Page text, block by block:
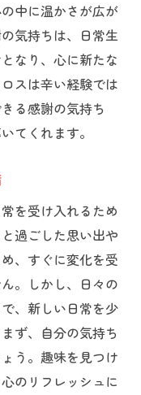
中に温かさが広が
気持ちは、日常生
なり、心に新たな
スは辛い経験では
る感謝の気持ち
てくれます。
を受け入れるため
過ごした思い出や
、すぐに変化を受
。しかし、日々の
、新しい日常を少
ず、自分の気持ち
う。趣味を見つけ
のリフレッシュに